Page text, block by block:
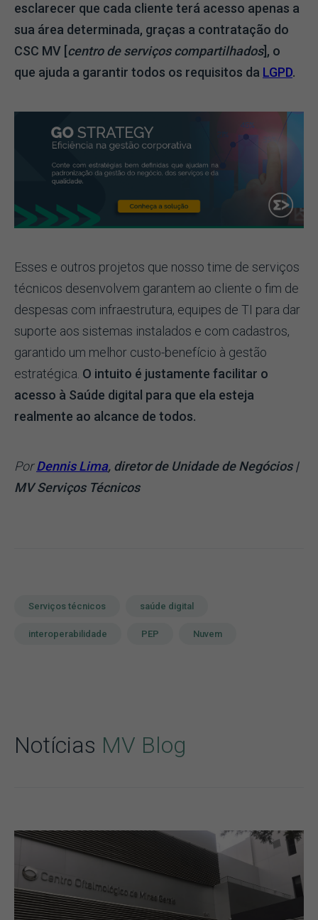
esclarecer que cada cliente terá acesso apenas a
sua área determinada, graças a contratação do
CSC MV [centro de serviços compartilhados], o
que ajuda a garantir todos os requisitos da LGPD.
Esses e outros projetos que nosso time de serviços
técnicos desenvolvem garantem ao cliente o fim de
despesas com infraestrutura, equipes de TI para dar
suporte aos sistemas instalados e com cadastros,
garantido um melhor custo-benefício à gestão
estratégica. O intuito é justamente facilitar o
acesso à Saúde digital para que ela esteja
realmente ao alcance de todos.
PorDennis Lima, diretor de Unidade de Negócios |
MV Serviços Técnicos
Serviços técnicos saúde digital
interoperabilidade PEP Nuvem
Notícias MV Blog